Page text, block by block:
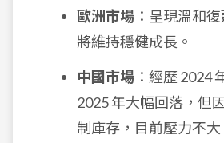
歐洲市場 ：呈現溫和
將維持穩健成長。
中國市場 ：經歷 2024
2025 年大幅回落，但
制庫存，目前壓力不